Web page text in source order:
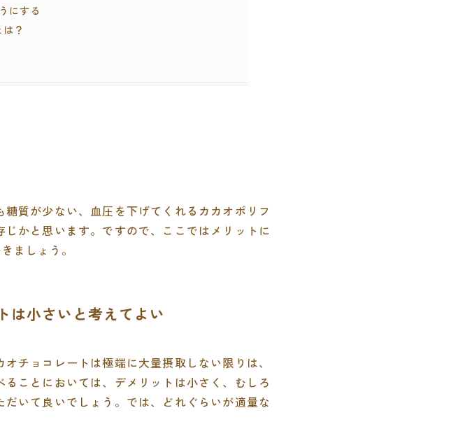
にする
？
質が少ない、血圧を下げてくれるカカオポリフ
かと思います。ですので、ここではメリットに
ましょう。
は小さいと考えてよい
チョコレートは極端に大量摂取しない限りは、
ことにおいては、デメリットは小さく、むしろ
いて良いでしょう。では、どれぐらいが適量な